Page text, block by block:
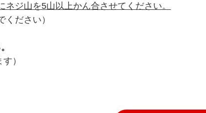
ジ山を5山以上かん合させてください。
ださい）
）